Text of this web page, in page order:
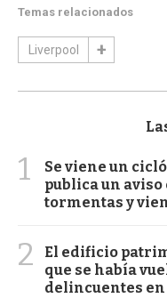
Temas relacionados
Liverpool
1
Se viene un
publica un
tormentas y
2
El edificio
que se había
delincuentes en